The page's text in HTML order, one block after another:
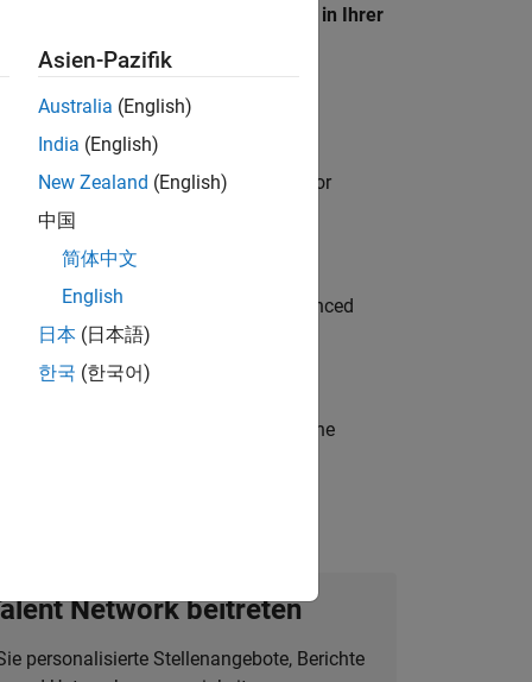
Standort, um alle Stellenangebote in Ihrer
MATLAB & Simulink workflows for
Energy technologies? Experienced
products and systems in the
Network beitreten
personalisierte Stellenangebote, Berichte
Asien-Pazifik
Australia (English)
India (English)
New Zealand (English)
中国
简体中文
English
日本 (日本語)
한국 (한국어)